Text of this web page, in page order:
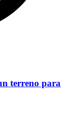
terreno para